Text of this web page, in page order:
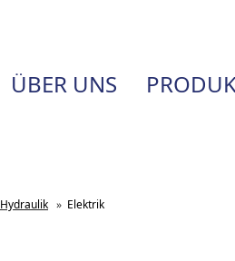
ÜBER UNS
Hydraulik » Elektrik